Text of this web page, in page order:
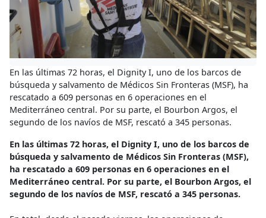
En las últimas 72 horas, el Dignity I, uno de los barcos de
búsqueda y salvamento de Médicos Sin Fronteras (MSF), ha
rescatado a 609 personas en 6 operaciones en el
Mediterráneo central. Por su parte, el Bourbon Argos, el
segundo de los navíos de MSF, rescató a 345 personas.
En las últimas 72 horas, el Dignity I, uno de los barcos de
búsqueda y salvamento de Médicos Sin Fronteras (MSF),
ha rescatado a 609 personas en 6 operaciones en el
Mediterráneo central. Por su parte, el Bourbon Argos, el
segundo de los navíos de MSF, rescató a 345 personas.